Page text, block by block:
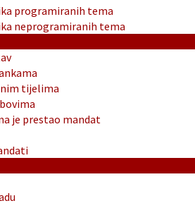
programiranih tema
neprogramiranih tema
tijelima
je prestao mandat